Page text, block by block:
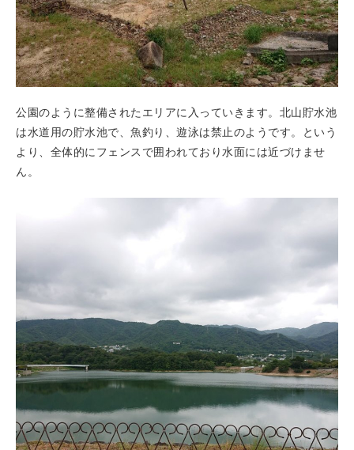
公園のように整備されたエリアに入っていきます。北山貯水池
は水道用の貯水池で、魚釣り、遊泳は禁止のようです。という
より、全体的にフェンスで囲われており水面には近づけませ
ん。